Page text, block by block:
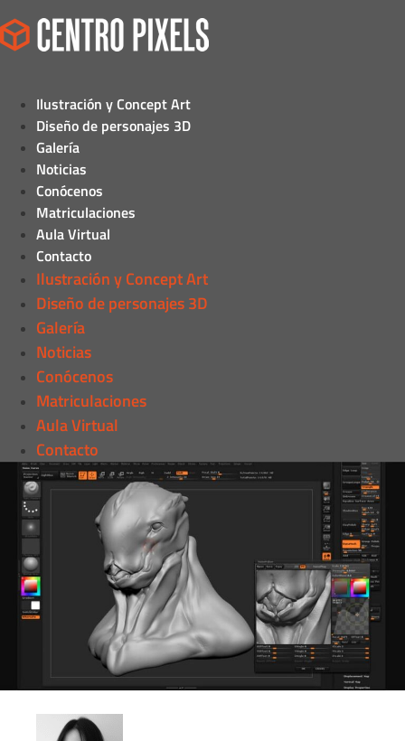
Ilustración y Concept Art
Diseño de personajes 3D
Galería
Noticias
Conócenos
Matriculaciones
Aula Virtual
Contacto
Ilustración y Concept Art
Diseño de personajes 3D
Galería
Noticias
Conócenos
Matriculaciones
Aula Virtual
Contacto